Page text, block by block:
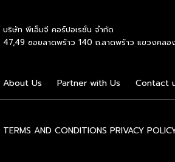
กิจกรรมแรกเป็นการอบรมหลักสูตรการบริ
ไชส์ (DBD Franchise Program: DBD-
คุณวุฒิจากภาครัฐ ภาคเอกชน และสถาบัน
เพาะความรู้เชิงปฏิบัติการให้แก่ผู้ประกอบธุ
บริษัท พีเอ็มจี คอร์ปอเรชั่น จำกัด
47,49 ซอยลาดพร้าว 140 ถ.ลาดพร้าว แขวงคลอ
About Us Partner with Us Contact
TERMS AND CONDITIONS PRIVACY